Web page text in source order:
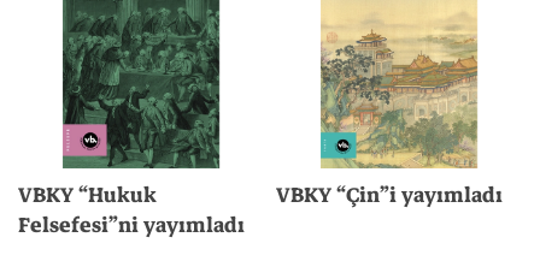
VBKY “Hukuk
Felsefesi”ni yayımladı
VBKY“Çin”iyayımladı